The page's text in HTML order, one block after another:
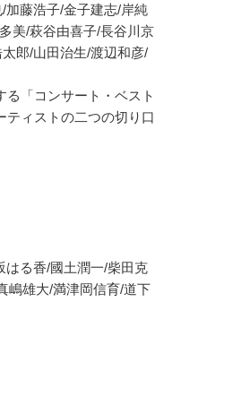
加藤浩子/金子建志/岸純
美/萩谷由喜子/長谷川京
郎/山田治生/渡辺和彦/
「コンサート・ベスト
ティストの二つの切り口
はる香/國土潤一/柴田克
嶋雄大/満津岡信育/道下